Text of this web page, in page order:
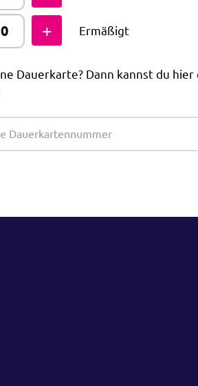
Ermäßigt
Dauerkarte? Dann kannst du